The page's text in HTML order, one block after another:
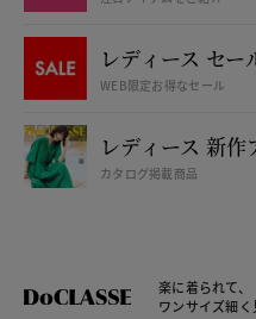
レディース セー
WEB限定お得なセール
レディース 新作
カタログ掲載商品
楽に着られて、
ワンサイズ細く